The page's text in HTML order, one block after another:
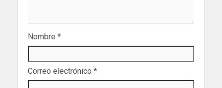
Nombre *
Correo electrónico *